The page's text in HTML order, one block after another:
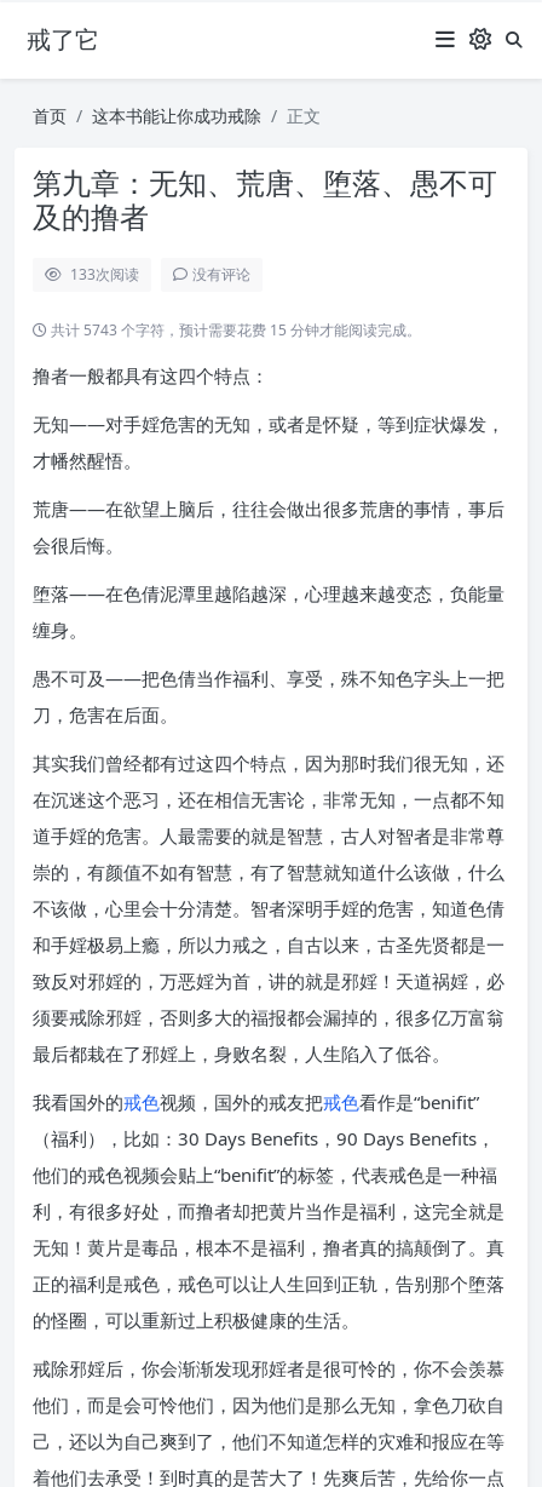
戒了它
首页 这本书能让你成功戒除 正文
第九章：无知、荒唐、堕落、愚不可
及的撸者
133次阅读 没有评论
共计 5743 个字符，预计需要花费 15 分钟才能阅读完成。
撸者一般都具有这四个特点：
无知——对手婬危害的无知，或者是怀疑，等到症状爆发，
才幡然醒悟。
荒唐——在欲望上脑后，往往会做出很多荒唐的事情，事后
会很后悔。
堕落——在色倩泥潭里越陷越深，心理越来越变态，负能量
缠身。
愚不可及——把色倩当作福利、享受，殊不知色字头上一把
刀，危害在后面。
其实我们曾经都有过这四个特点，因为那时我们很无知，还
在沉迷这个恶习，还在相信无害论，非常无知，一点都不知
道手婬的危害。人最需要的就是智慧，古人对智者是非常尊
崇的，有颜值不如有智慧，有了智慧就知道什么该做，什么
不该做，心里会十分清楚。智者深明手婬的危害，知道色倩
和手婬极易上瘾，所以力戒之，自古以来，古圣先贤都是一
致反对邪婬的，万恶婬为首，讲的就是邪婬！天道祸婬，必
须要戒除邪婬，否则多大的福报都会漏掉的，很多亿万富翁
最后都栽在了邪婬上，身败名裂，人生陷入了低谷。
我看国外的戒色视频，国外的戒友把戒色看作是“benifit”
（福利），比如：30 Days Benefits，90 Days Benefits，
他们的戒色视频会贴上“benifit”的标签，代表戒色是一种福
利，有很多好处，而撸者却把黄片当作是福利，这完全就是
无知！黄片是毒品，根本不是福利，撸者真的搞颠倒了。真
正的福利是戒色，戒色可以让人生回到正轨，告别那个堕落
的怪圈，可以重新过上积极健康的生活。
戒除邪婬后，你会渐渐发现邪婬者是很可怜的，你不会羡慕
他们，而是会可怜他们，因为他们是那么无知，拿色刀砍自
己，还以为自己爽到了，他们不知道怎样的灾难和报应在等
着他们去承受！到时真的是苦大了！先爽后苦，先给你一点